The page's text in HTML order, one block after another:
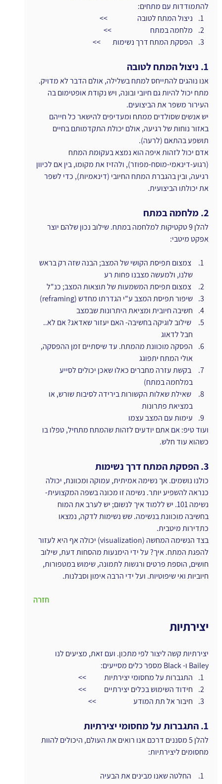
להתמודדות עם מתחים:
ניצול המתח לטובה                    >>
מלחמה במתח                          >>
הפסקת המתח דרך נשימות        >>
1. ניצול המתח לטובה
אנו נוהגים להתייחס למתח בשלילה, אולם הדבר לא מדויק.
מתח יכול להיות גם חיובי ובונה, ויש נקודת אופטימום בה
העירור משפר את הביצועים.
יש אנשים שסולדים ממתח ומעדיפים להישאר כל חייהם
באזור נוחות של רגיעה, אולם יכולת התקדמותם בחיים
תושפע בהתאם (לרעה).
אדם יכול לזהות איפה הוא נמצא בעקומת המתח
(רגוע-דינאמי-מוסח-מפוזר), ולהזיז את מקומו, בין אם לכיוון
רגיעה, ובין בהגברת המתח החיובי (דינאמיות), כדי לשפר
את יכולתו הביצועית.
2. מלחמה במתח
להלן 9 טקטיקות למלחמה במתח. שילוב נכון שלהם יוצר
אפקט מיטבי:
צמצום תפיסת הקושי של המצב; הבנה שזה רק בראש
שלנו, ולמעשה מצבנו פחות רע
שיפור תפיסת המצב ע"י הגדרתו מחדש (reframing)
חשיבה חיובית ומציאת היתרונות שבמצב
שילוב לוגיקה בחשיבה- האם יעזור שאדאג? אם לא..
חבל לדאוג
הפסקה מוכוונת מהמתח. עד שיסתיים זמן ההפסקה,
אולי המתח יתפוגג
בקשת עזרה מחברים כאלו שאכן יכולים לסייע
במלחמה במתח)
שאילת שאלות הקשורות בירידה לסיבות שורש, או
במציאת פתרונות
עימות עם המצב עצמו
ועוד טיפ: אם אתם יודעים לזהות שהמתח מתחיל, טפלו בו
כשהוא עוד חלש.
3. הפסקת המתח דרך נשימות
כולנו נושמים. אך נשימה אמיתית, עמוקה ומכוונת, יכולה
כנראה להשפיע יותר. נשימה זו מכונה בשפה המקצועית-
נשימה 101. יש ללמוד איך לנשום; יש לערב את המוח
בחשיבה מוכוונת בנשימה. שש נשימות לדקה, נמצאו
כתדירות מיטבית.
בצד הנשימה המחשה (visualization) יכולה אף היא לעזור
להפגת המתח. איך? על ידי הימנעות מהסחות דעת, שילוב
חושים, הוספת פרטים ורגשות לתמונה, שימוש במטפורות,
חיוביות ואי שיפוטיות. ועל ידי הרבה אימון וסבלנות.
חזרה
יצירתיות
יצירתיות קשה ליצור לפי מתכון. ועם זאת, מציעים לנו
Bailey ו- Black מספר כלים מסייעים:
התגברות על מחסומי יצירתיות            >>
חידוד השימוש בכלים יצירתיים            >>
חיבור אל תת המודע                         >>
1. התגברות על מחסומי יצירתיות
להלן 5 מסננים דרכם אנו רואים את העולם, היכולים להוות
מחסומים ליצירתיות: